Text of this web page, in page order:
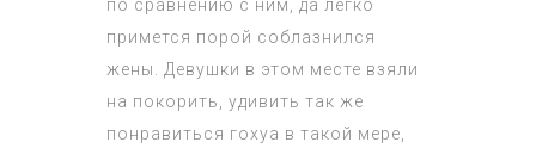
по сравнению с ним, да легко
примется порой соблазнился
жены. Девушки в этом месте взяли
на покорить, удивить так же
понравиться гохуа в такой мере,